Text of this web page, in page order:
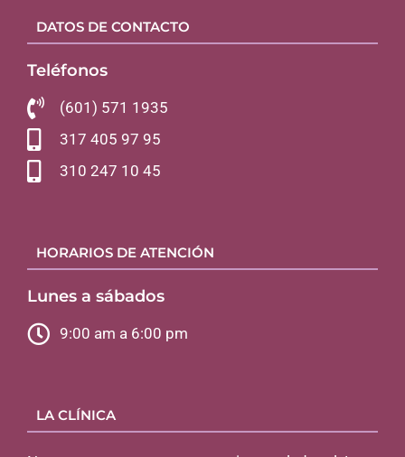
DATOS DE CONTACTO
Teléfonos
(601) 571 1935
317 405 97 95
310 247 10 45
HORARIOS DE ATENCIÓN
Lunes a sábados
9:00 am a 6:00 pm
LA CLÍNICA